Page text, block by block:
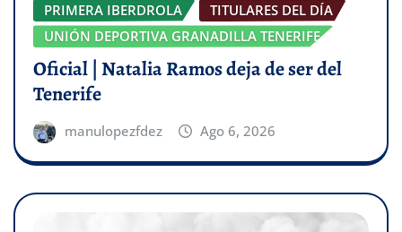
PRIMERA IBERDROLA
TITULARES DEL DÍA
UNIÓN DEPORTIVA GRANADILLA TENERIFE
Oficial | Natalia Ramos deja de ser del
Tenerife
manulopezfdez Ago 6, 2026